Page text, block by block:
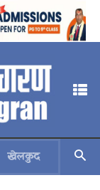
खेलकुद स्वास्थ्य